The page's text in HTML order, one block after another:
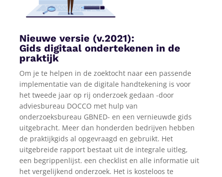
Nieuwe versie (v.2021):
Gids digitaal ondertekenen in de
praktijk
Om je te helpen in de zoektocht naar een passende
implementatie van de digitale handtekening is voor
het tweede jaar op rij onderzoek gedaan -door
adviesbureau DOCCO met hulp van
onderzoeksbureau GBNED- en een vernieuwde gids
uitgebracht. Meer dan honderden bedrijven hebben
de praktijkgids al opgevraagd en gebruikt. Het
uitgebreide rapport bestaat uit de integrale uitleg,
een begrippenlijst. een checklist en alle informatie uit
het vergelijkend onderzoek. Het is kosteloos te